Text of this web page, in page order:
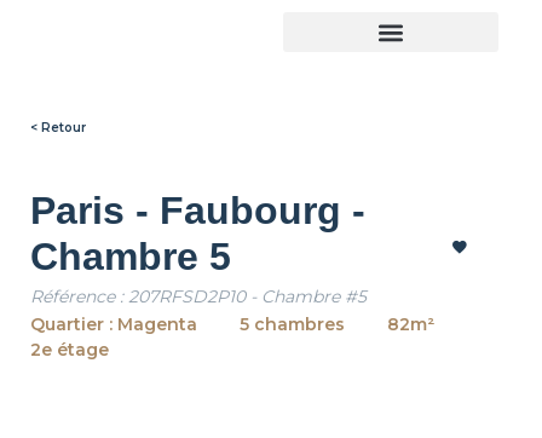
< Retour
Paris - Faubourg -
Chambre 5
Référence : 207RFSD2P10 - Chambre #5
Quartier : Magenta
5 chambres
82m²
2e étage